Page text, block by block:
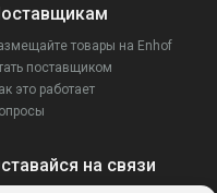
товары на Enhof
поставщиком
это работает
на связи